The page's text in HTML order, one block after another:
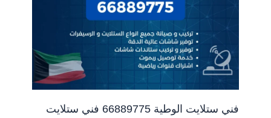
فني ستلايت الوطية 66889775 فني ستلايت